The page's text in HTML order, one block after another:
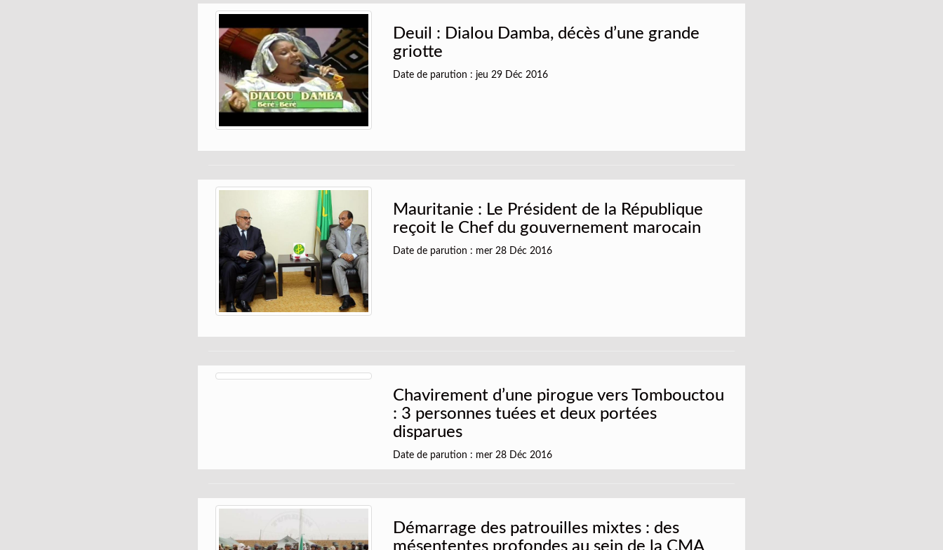
Deuil : Dialou Damba, décès d’une grande
griotte
Date de parution : jeu 29 Déc 2016
Mauritanie : Le Président de la République
reçoit le Chef du gouvernement marocain
Date de parution : mer 28 Déc 2016
Chavirement d’une pirogue vers Tombouctou
: 3 personnes tuées et deux portées
disparues
Date de parution : mer 28 Déc 2016
Démarrage des patrouilles mixtes : des
mésententes profondes au sein de la CMA